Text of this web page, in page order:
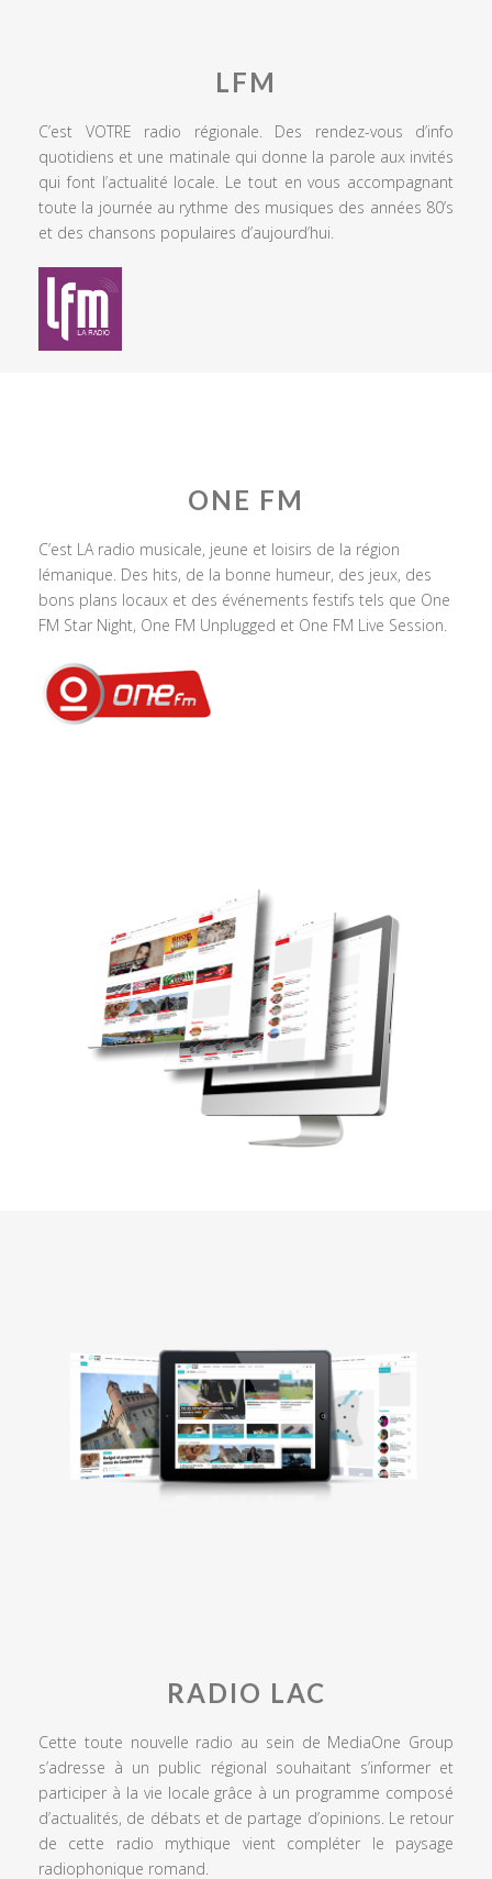
LFM
C’est VOTRE radio régionale. Des rendez-vous d’info
quotidiens et une matinale qui donne la parole aux invités
qui font l’actualité locale. Le tout en vous accompagnant
toute la journée au rythme des musiques des années 80’s
et des chansons populaires d’aujourd’hui.
ONE FM
C’est LA radio musicale, jeune et loisirs de la région
lémanique. Des hits, de la bonne humeur, des jeux, des
bons plans locaux et des événements festifs tels que One
FM Star Night, One FM Unplugged et One FM Live Session.
RADIO LAC
Cette toute nouvelle radio au sein de MediaOne Group
s’adresse à un public régional souhaitant s’informer et
participer à la vie locale grâce à un programme composé
d’actualités, de débats et de partage d’opinions. Le retour
de cette radio mythique vient compléter le paysage
radiophonique romand.